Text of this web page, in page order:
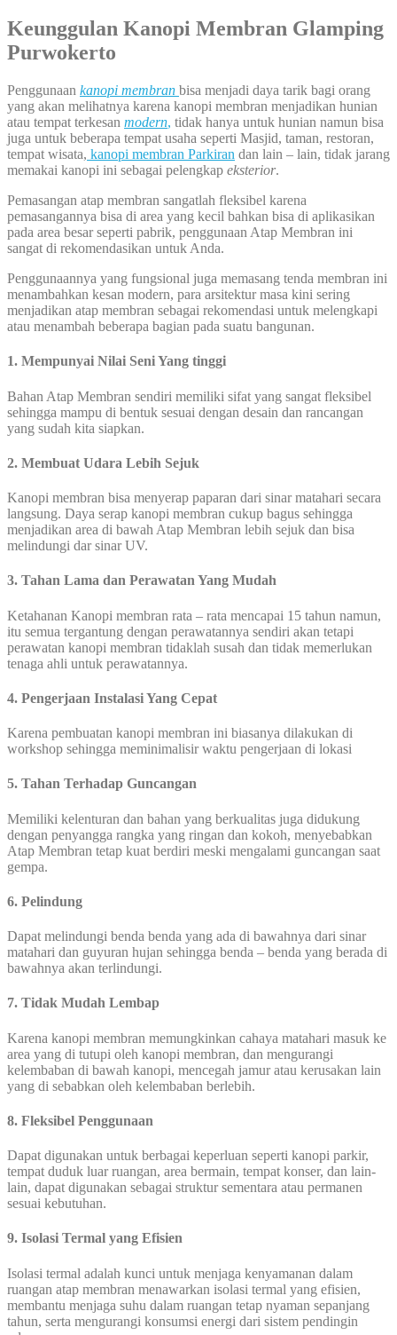
Keunggulan Kanopi Membran Glamping
Purwokerto
Penggunaan kanopi membran bisa menjadi daya tarik bagi orang
yang akan melihatnya karena kanopi membran menjadikan hunian
atau tempat terkesan modern, tidak hanya untuk hunian namun bisa
juga untuk beberapa tempat usaha seperti Masjid, taman, restoran,
tempat wisata, kanopi membran Parkiran dan lain – lain, tidak jarang
memakai kanopi ini sebagai pelengkap eksterior.
Pemasangan atap membran sangatlah fleksibel karena
pemasangannya bisa di area yang kecil bahkan bisa di aplikasikan
pada area besar seperti pabrik, penggunaan Atap Membran ini
sangat di rekomendasikan untuk Anda.
Penggunaannya yang fungsional juga memasang tenda membran ini
menambahkan kesan modern, para arsitektur masa kini sering
menjadikan atap membran sebagai rekomendasi untuk melengkapi
atau menambah beberapa bagian pada suatu bangunan.
1. Mempunyai Nilai Seni Yang tinggi
Bahan Atap Membran sendiri memiliki sifat yang sangat fleksibel
sehingga mampu di bentuk sesuai dengan desain dan rancangan
yang sudah kita siapkan.
2. Membuat Udara Lebih Sejuk
Kanopi membran bisa menyerap paparan dari sinar matahari secara
langsung. Daya serap kanopi membran cukup bagus sehingga
menjadikan area di bawah Atap Membran lebih sejuk dan bisa
melindungi dar sinar UV.
3. Tahan Lama dan Perawatan Yang Mudah
Ketahanan Kanopi membran rata – rata mencapai 15 tahun namun,
itu semua tergantung dengan perawatannya sendiri akan tetapi
perawatan kanopi membran tidaklah susah dan tidak memerlukan
tenaga ahli untuk perawatannya.
4. Pengerjaan Instalasi Yang Cepat
Karena pembuatan kanopi membran ini biasanya dilakukan di
workshop sehingga meminimalisir waktu pengerjaan di lokasi
5. Tahan Terhadap Guncangan
Memiliki kelenturan dan bahan yang berkualitas juga didukung
dengan penyangga rangka yang ringan dan kokoh, menyebabkan
Atap Membran tetap kuat berdiri meski mengalami guncangan saat
gempa.
6. Pelindung
Dapat melindungi benda benda yang ada di bawahnya dari sinar
matahari dan guyuran hujan sehingga benda – benda yang berada di
bawahnya akan terlindungi.
7. Tidak Mudah Lembap
Karena kanopi membran memungkinkan cahaya matahari masuk ke
area yang di tutupi oleh kanopi membran, dan mengurangi
kelembaban di bawah kanopi, mencegah jamur atau kerusakan lain
yang di sebabkan oleh kelembaban berlebih.
8. Fleksibel Penggunaan
Dapat digunakan untuk berbagai keperluan seperti kanopi parkir,
tempat duduk luar ruangan, area bermain, tempat konser, dan lain-
lain, dapat digunakan sebagai struktur sementara atau permanen
sesuai kebutuhan.
9. Isolasi Termal yang Efisien
Isolasi termal adalah kunci untuk menjaga kenyamanan dalam
ruangan atap membran menawarkan isolasi termal yang efisien,
membantu menjaga suhu dalam ruangan tetap nyaman sepanjang
tahun, serta mengurangi konsumsi energi dari sistem pendingin